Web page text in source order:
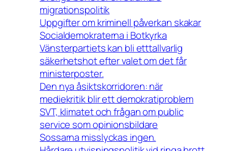
migrationspolitik
Uppgifter om kriminell påverkan skakar
Socialdemokraterna i Botkyrka
Vänsterpartiets kan bli etttallvarlig
säkerhetshot efter valet om det får
ministerposter.
Den nya åsiktskorridoren: när
mediekritik blir ett demokratiproblem
SVT, klimatet och frågan om public
service som opinionsbildare
Sossarna misslyckas ingen.